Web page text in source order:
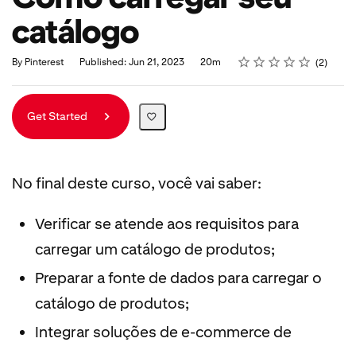
catálogo
By Pinterest Published: Jun 21, 2023
Duration 20m Rating
1 star
2 stars
3 stars
4 stars
5 stars
Average rating: 5.0 2
2 reviews
Get Started
No final deste curso, você vai saber:
Verificar se atende aos requisitos para
carregar um catálogo de produtos;
Preparar a fonte de dados para carregar o
catálogo de produtos;
Integrar soluções de e-commerce de